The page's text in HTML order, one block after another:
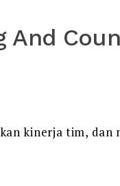
And
kinerja tim, dan